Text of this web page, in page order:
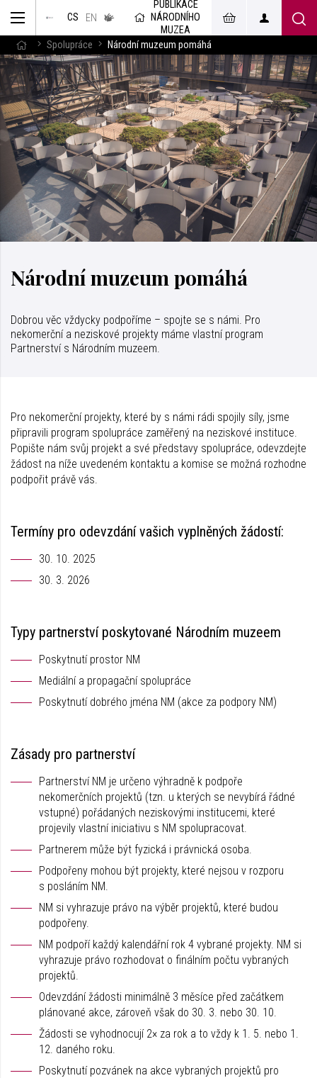
CS EN
v českém
jazyce
PUBLIKACE
NÁRODNÍHO
MUZEA
Spolupráce
Národní muzeum pomáhá
Národní muzeum pomáhá
Dobrou věc vždycky podpoříme – spojte se s námi. Pro
nekomerční a neziskové projekty máme vlastní program
Partnerství s Národním muzeem.
Pro nekomerční projekty, které by s námi rádi spojily síly, jsme
připravili program spolupráce zaměřený na neziskové instituce.
Popište nám svůj projekt a své představy spolupráce, odevzdejte
žádost na níže uvedeném kontaktu a komise se možná rozhodne
podpořit právě vás.
Termíny pro odevzdání vašich vyplněných žádostí:
30. 10. 2025
30. 3. 2026
Typy partnerství poskytované Národním muzeem
Poskytnutí prostor NM
Mediální a propagační spolupráce
Poskytnutí dobrého jména NM (akce za podpory NM)
Zásady pro partnerství
Partnerství NM je určeno výhradně k podpoře
nekomerčních projektů (tzn. u kterých se nevybírá řádné
vstupné) pořádaných neziskovými institucemi, které
projevily vlastní iniciativu s NM spolupracovat.
Partnerem může být fyzická i právnická osoba.
Podpořeny mohou být projekty, které nejsou v rozporu
s posláním NM.
NM si vyhrazuje právo na výběr projektů, které budou
podpořeny.
NM podpoří každý kalendářní rok 4 vybrané projekty. NM si
vyhrazuje právo rozhodovat o finálním počtu vybraných
projektů.
Odevzdání žádosti minimálně 3 měsíce před začátkem
plánované akce, zároveň však do 30. 3. nebo 30. 10.
Žádosti se vyhodnocují 2× za rok a to vždy k 1. 5. nebo 1.
12. daného roku.
Poskytnutí pozvánek na akce vybraných projektů pro